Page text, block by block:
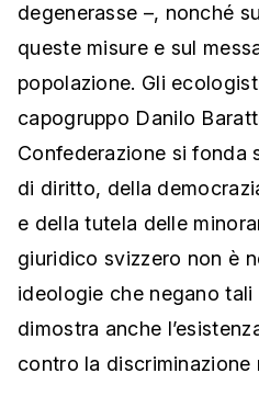
degenerasse –, nonché
queste misure e sul
popolazione. Gli
capogruppo Danilo
Confederazione si fonda
di diritto, della
e della tutela delle
giuridico svizzero non è
ideologie che negano
dimostra anche
contro la discriminazione